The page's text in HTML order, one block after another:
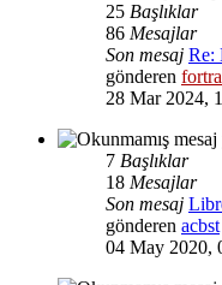
25 Başlıklar
86 Mesajlar
Son mesaj Re:
gönderen
28 Mar 2024,
7 Başlıklar
18 Mesajlar
Son mesaj
gönderen acbst
04 May 2020,